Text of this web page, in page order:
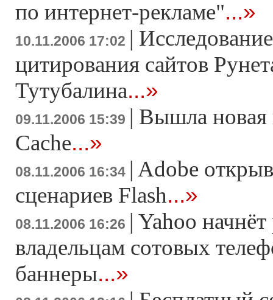
по интернет-рекламе"...»
10.11.2006 17:02 |
цитирования сайтов
Тутубалина...»
09.11.2006 15:39 | Вышла
Cache...»
08.11.2006 16:34 | Adobe
сценариев Flash...»
08.11.2006 16:26 | Yahoo начнёт
владельцам сотовых
баннеры...»